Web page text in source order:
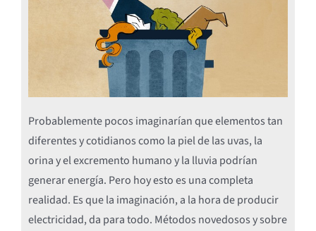
Probablemente pocos imaginarían que elementos tan
diferentes y cotidianos como la piel de las uvas, la
orina y el excremento humano y la lluvia podrían
generar energía. Pero hoy esto es una completa
realidad. Es que la imaginación, a la hora de producir
electricidad, da para todo. Métodos novedosos y sobre